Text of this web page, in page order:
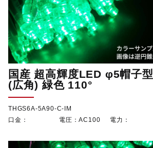
THGS6A-5A90-C-IM
国産 超高輝度LED φ5帽子型
(広角) 緑色 110°
AC100